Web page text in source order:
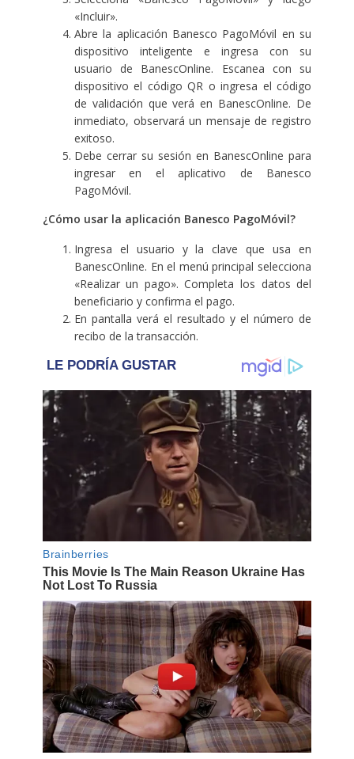
«Incluir».
Abre la aplicación Banesco PagoMóvil en su
dispositivo inteligente e ingresa con su
usuario de BanescOnline. Escanea con su
dispositivo el código QR o ingresa el código
de validación que verá en BanescOnline. De
inmediato, observará un mensaje de registro
exitoso.
Debe cerrar su sesión en BanescOnline para
ingresar en el aplicativo de Banesco
PagoMóvil.
¿Cómo usar la aplicación Banesco PagoMóvil?
Ingresa el usuario y la clave que usa en
BanescOnline. En el menú principal selecciona
«Realizar un pago». Completa los datos del
beneficiario y confirma el pago.
En pantalla verá el resultado y el número de
recibo de la transacción.